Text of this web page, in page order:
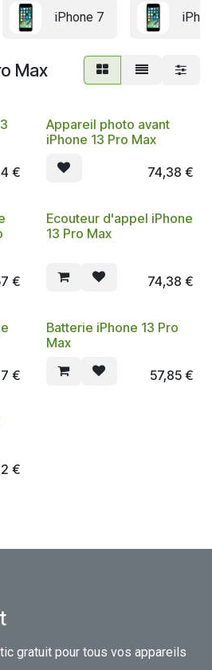
iPhone 7
Max
€
Appareil photo avant
iPhone 13 Pro Max
74,38 €
€
Ecouteur d'appel iPhone
13 Pro Max
74,38 €
€
Batterie iPhone 13 Pro
Max
57,85€
€
gratuit pour tous vos appareils